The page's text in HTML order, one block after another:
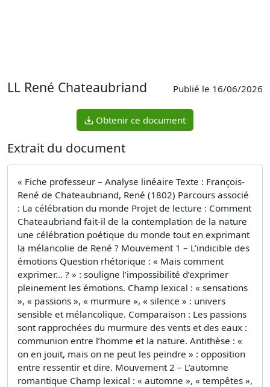
LL René Chateaubriand Publié le 16/06/2026
Obtenir ce document
Extrait du document
« Fiche professeur – Analyse linéaire Texte : François-
René de Chateaubriand, René (1802) Parcours associé
: La célébration du monde Projet de lecture : Comment
Chateaubriand fait-il de la contemplation de la nature
une célébration poétique du monde tout en exprimant
la mélancolie de René ? Mouvement 1 – L’indicible des
émotions Question rhétorique : « Mais comment
exprimer… ? » : souligne l’impossibilité d’exprimer
pleinement les émotions. Champ lexical : « sensations
», « passions », « murmure », « silence » : univers
sensible et mélancolique. Comparaison : Les passions
sont rapprochées du murmure des vents et des eaux :
communion entre l’homme et la nature. Antithèse : «
on en jouit, mais on ne peut les peindre » : opposition
entre ressentir et dire. Mouvement 2 – L’automne
romantique Champ lexical : « automne », « tempêtes »,